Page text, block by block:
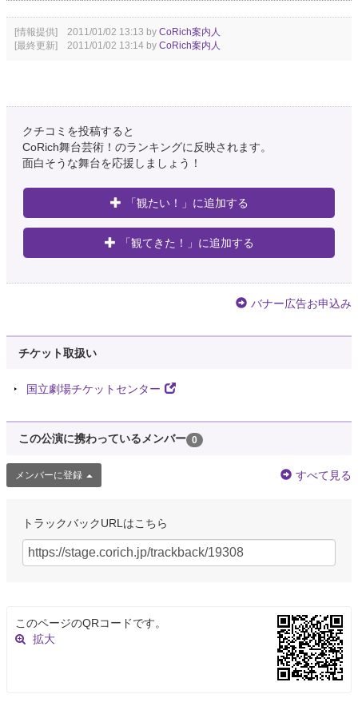
[情報提供] 2011/01/02 13:13 by CoRich案内人
[最終更新] 2011/01/02 13:14 by CoRich案内人
クチコミを投稿すると
CoRich舞台芸術！のランキングに反映されます。
面白そうな舞台を応援しましょう！
「観たい！」に追加する
「観てきた！」に追加する
バナー広告お申込み
チケット取扱い
国立劇場チケットセンター
この公演に携わっているメンバー 0
メンバーに登録 すべて見る
トラックバックURLはこちら
このページのQRコードです。
拡大